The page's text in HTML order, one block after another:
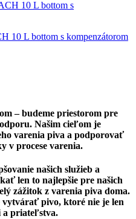
10 L bottom s kompenzátorom
– budeme priestorom pre
Našim cieľom je
varenia piva a podporovať
v procese varenia.
našich služieb a
len to najlepšie pre našich
zážitok z varenia piva doma.
vytvárať pivo, ktoré nie je len
a priateľstva.